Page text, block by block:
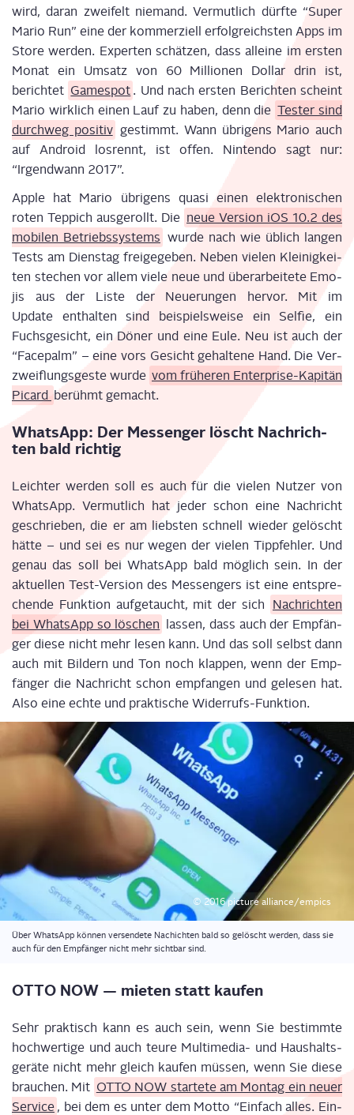
wird, dar­an zwei­felt nie­mand. Ver­mut­lich dürf­te “Super
Mario Run” eine der kom­mer­zi­ell erfolg­reichs­ten Apps im
Store wer­den. Exper­ten schät­zen, dass allei­ne im ers­ten
Monat ein Umsatz von 60 Mil­lio­nen Dol­lar drin ist,
berich­tet Game­spot . Und nach ers­ten Berich­ten scheint
Mario wirk­lich einen Lauf zu haben, denn die Tes­ter sind
durch­weg posi­tiv gestimmt. Wann übri­gens Mario auch
auf Android los­rennt, ist offen. Nin­ten­do sagt nur:
“Irgend­wann 2017”.
Apple hat Mario übri­gens qua­si einen elek­tro­ni­schen
roten Tep­pich aus­ge­rollt. Die neue Ver­si­on iOS 10.2 des
mobi­len Betriebs­sys­tems wur­de nach wie üblich lan­gen
Tests am Diens­tag frei­ge­ge­ben. Neben vie­len Klei­nig­kei­
ten ste­chen vor allem vie­le neue und über­ar­bei­te­te Emo­
jis aus der Lis­te der Neue­run­gen her­vor. Mit im
Update ent­hal­ten sind bei­spiels­wei­se ein Sel­fie, ein
Fuchs­ge­sicht, ein Döner und eine Eule. Neu ist auch der
“Face­palm” – eine vors Gesicht gehal­te­ne Hand. Die Ver­
zweif­lungs­ges­te wur­de vom frü­he­ren Enter­pri­se-Kapi­tän
Picard berühmt gemacht.
Whats­App: Der Mes­sen­ger löscht Nach­rich­
ten bald richtig
Leich­ter wer­den soll es auch für die vie­len Nut­zer von
Whats­App. Ver­mut­lich hat jeder schon eine Nach­richt
geschrie­ben, die er am liebs­ten schnell wie­der gelöscht
hät­te – und sei es nur wegen der vie­len Tipp­feh­ler. Und
genau das soll bei Whats­App bald mög­lich sein. In der
aktu­el­len Test-Ver­si­on des Mes­sen­gers ist eine ent­spre­
chen­de Funk­ti­on auf­ge­taucht, mit der sich
Nach­rich­ten
bei Whats­App so löschen las­sen, dass auch der Emp­fän­
ger die­se nicht mehr lesen kann. Und das soll selbst dann
auch mit Bil­dern und Ton noch klap­pen, wenn der Emp­
fän­ger die Nach­richt schon emp­fan­gen und gele­sen hat.
Also eine ech­te und prak­ti­sche Widerrufs-Funktion.
© 2016 pic­tu­re alliance/empics
Über Whats­App kön­nen ver­sen­de­te Nach­ich­ten bald so gelöscht wer­den, dass sie
auch für den Emp­fän­ger nicht mehr sicht­bar sind.
OTTO NOW — mie­ten statt kaufen
Sehr prak­tisch kann es auch sein, wenn Sie bestimm­te
hoch­wer­ti­ge und auch teu­re Mul­ti­me­dia- und Haus­halts­
ge­rä­te nicht mehr gleich kau­fen müs­sen, wenn Sie die­se
brau­chen. Mit OTTO NOW star­te­te am Mon­tag ein neu­er
Ser­vice , bei dem es unter dem Mot­to “Ein­fach alles. Ein­